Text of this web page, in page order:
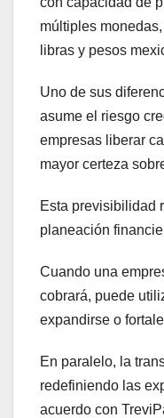
múltiples
libras y pesos
Uno de sus
asume el riesgo
empresas liberar
mayor certeza
Esta previsibilidad
planeación
Cuando una
cobrará, puede
expandirse o
En paralelo, la
redefiniendo las
acuerdo con